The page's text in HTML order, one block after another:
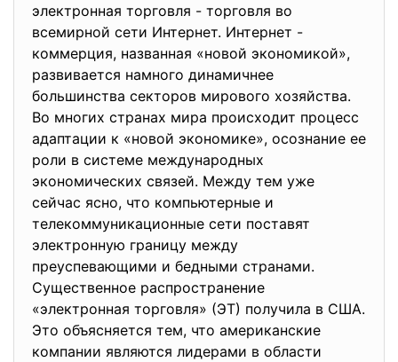
электронная торговля - торговля во
всемирной сети Интернет. Интернет -
коммерция, названная «новой экономикой»,
развивается намного динамичнее
большинства секторов мирового хозяйства.
Во многих странах мира происходит процесс
адаптации к «новой экономике», осознание ее
роли в системе международных
экономических связей. Между тем уже
сейчас ясно, что компьютерные и
телекоммуникационные сети поставят
электронную границу между
преуспевающими и бедными странами.
Существенное распространение
«электронная торговля» (ЭТ) получила в США.
Это объясняется тем, что американские
компании являются лидерами в области